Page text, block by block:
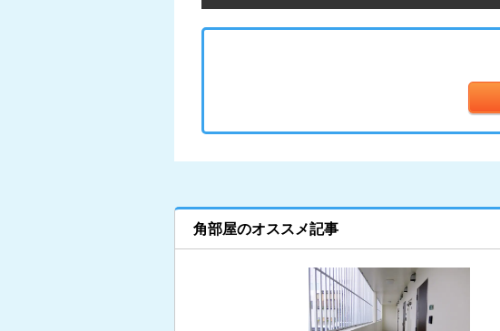
角部屋のオススメ記事